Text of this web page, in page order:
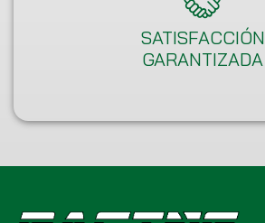
SATISFACCIÓN
GARANTIZADA